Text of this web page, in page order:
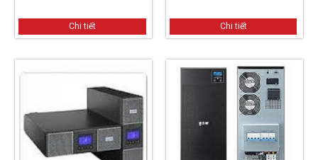
Chi tiết Chi tiết